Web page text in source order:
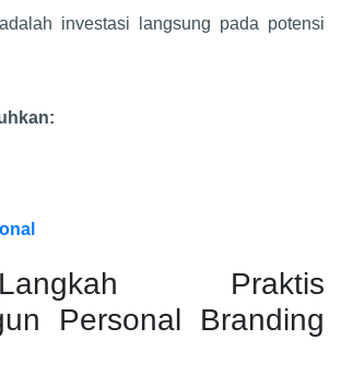
investasi langsung pada potensi
Langkah Praktis
Personal Branding